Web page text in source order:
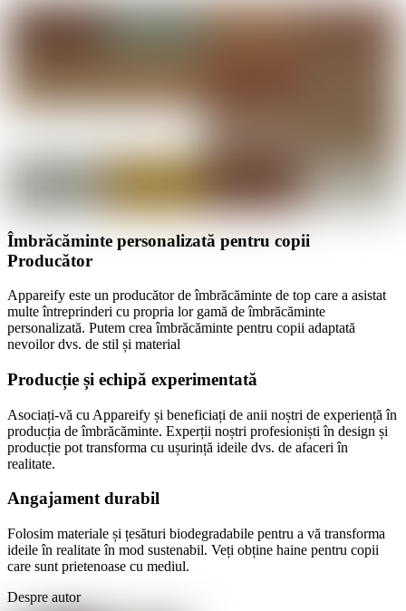
Îmbrăcăminte personalizată pentru copii
Producător
Appareify este un producător de îmbrăcăminte de top care a asistat
multe întreprinderi cu propria lor gamă de îmbrăcăminte
personalizată. Putem crea îmbrăcăminte pentru copii adaptată
nevoilor dvs. de stil și material
Producție și echipă experimentată
Asociați-vă cu Appareify și beneficiați de anii noștri de experiență în
producția de îmbrăcăminte. Experții noștri profesioniști în design și
producție pot transforma cu ușurință ideile dvs. de afaceri în
realitate.
Angajament durabil
Folosim materiale și țesături biodegradabile pentru a vă transforma
ideile în realitate în mod sustenabil. Veți obține haine pentru copii
care sunt prietenoase cu mediul.
Despre autor